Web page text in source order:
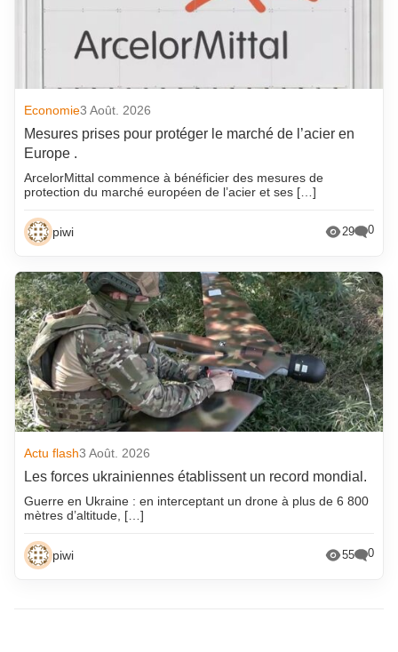
Economie3 Août. 2026
Mesures prises pour protéger le marché de l’acier en
Europe .
ArcelorMittal commence à bénéficier des mesures de
protection du marché européen de l’acier et ses […]
piwi 29 0
Actu flash3 Août. 2026
Les forces ukrainiennes établissent un record mondial.
Guerre en Ukraine : en interceptant un drone à plus de 6 800
mètres d’altitude, […]
piwi 55 0